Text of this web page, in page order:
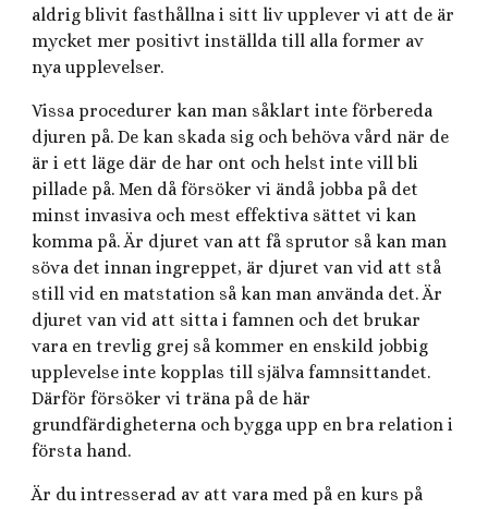
aldrig blivit fasthållna i sitt liv upplever vi att de är
mycket mer positivt inställda till alla former av
nya upplevelser.
Vissa procedurer kan man såklart inte förbereda
djuren på. De kan skada sig och behöva vård när de
är i ett läge där de har ont och helst inte vill bli
pillade på. Men då försöker vi ändå jobba på det
minst invasiva och mest effektiva sättet vi kan
komma på. Är djuret van att få sprutor så kan man
söva det innan ingreppet, är djuret van vid att stå
still vid en matstation så kan man använda det. Är
djuret van vid att sitta i famnen och det brukar
vara en trevlig grej så kommer en enskild jobbig
upplevelse inte kopplas till själva famnsittandet.
Därför försöker vi träna på de här
grundfärdigheterna och bygga upp en bra relation i
första hand.
Är du intresserad av att vara med på en kurs på